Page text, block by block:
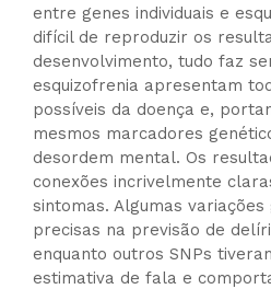
entre genes individuais e
difícil de reproduzir os
desenvolvimento, tudo faz
esquizofrenia apresentam
possíveis da doença e,
mesmos marcadores
desordem mental. Os
conexões incrivelmente
sintomas. Algumas
precisas na previsão de
enquanto outros SNPs
estimativa de fala e